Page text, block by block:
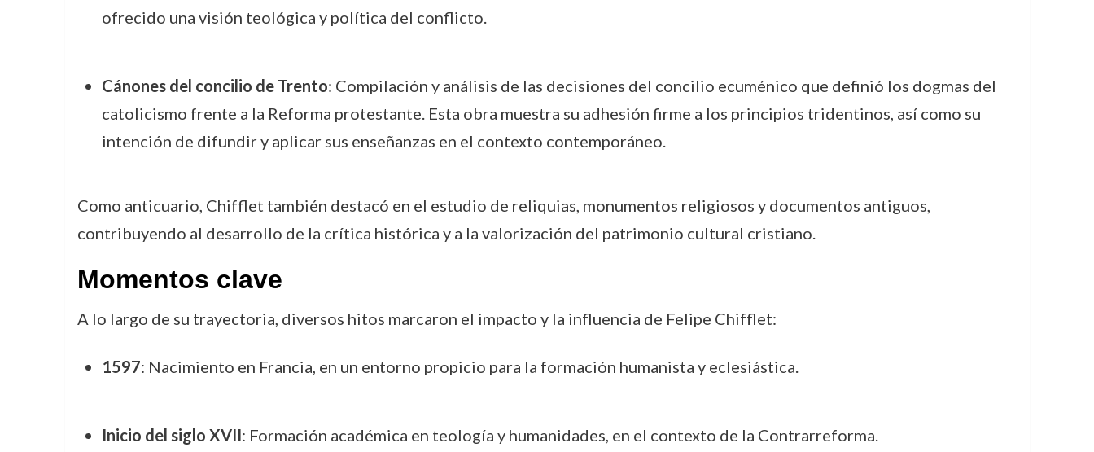
ofrecido una visión teológica y política del conflicto.
Cánones del concilio de Trento: Compilación y análisis de las decisiones del concilio ecuménico que definió los dogmas del
catolicismo frente a la Reforma protestante. Esta obra muestra su adhesión firme a los principios tridentinos, así como su
intención de difundir y aplicar sus enseñanzas en el contexto contemporáneo.
Como anticuario, Chifflet también destacó en el estudio de reliquias, monumentos religiosos y documentos antiguos,
contribuyendo al desarrollo de la crítica histórica y a la valorización del patrimonio cultural cristiano.
Momentos clave
A lo largo de su trayectoria, diversos hitos marcaron el impacto y la influencia de Felipe Chifflet:
1597: Nacimiento en Francia, en un entorno propicio para la formación humanista y eclesiástica.
Inicio del siglo XVII: Formación académica en teología y humanidades, en el contexto de la Contrarreforma.